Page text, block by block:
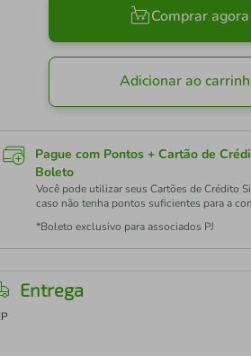
Comprar agora
Adicionar ao
Pague com Pontos + Cartão de
Boleto
Você pode utilizar seus Cartões de Crédito
caso não tenha pontos suficientes para a
*Boleto exclusivo para associados PJ
Entrega